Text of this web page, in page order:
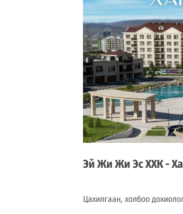
Эй Жи Жи Эс ХХК -
Цахилгаан, холбоо